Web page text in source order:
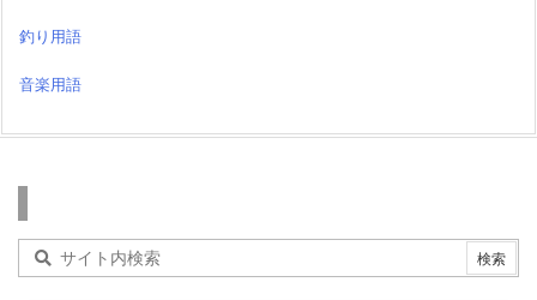
釣り用語
音楽用語